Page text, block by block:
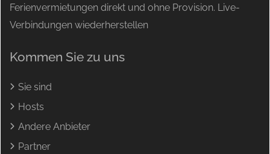
Ferienvermietungen direkt und ohne Provision. Live-
Verbindungen wiederherstellen
Kommen Sie zu uns
Sie sind
Hosts
Andere Anbieter
Partner